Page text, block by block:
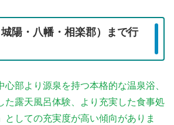
陽・八幡・相楽郡）まで行
心部より源泉を持つ本格的な温泉浴、
た露天風呂体験、より充実した食事処
としての充実度が高い傾向がありま